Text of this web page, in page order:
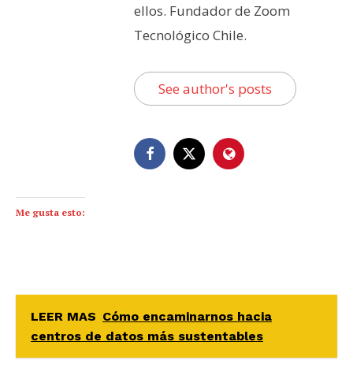
ellos. Fundador de Zoom
Tecnológico Chile.
See author's posts
Me gusta esto:
LEER MAS Cómo encaminarnos hacia
centros de datos más sustentables